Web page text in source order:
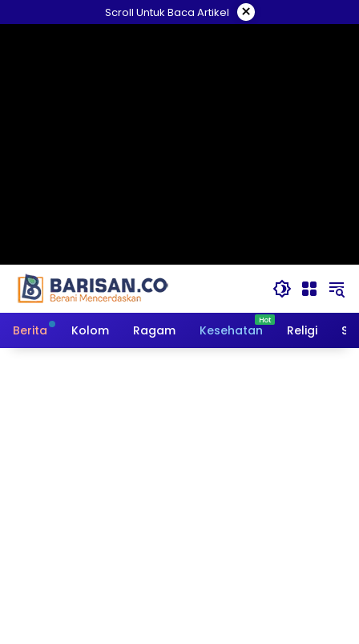
ke
Scroll Untuk Baca Artikel ×
Berita Kolom Ragam Kesehatan Religi